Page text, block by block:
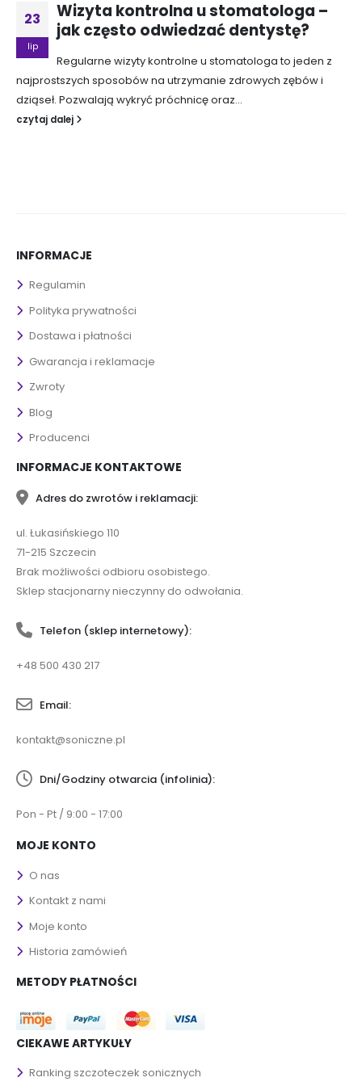
23
lip
Wizyta kontrolna u stomatologa –
jak często odwiedzać dentystę?
Regularne wizyty kontrolne u stomatologa to jeden z
najprostszych sposobów na utrzymanie zdrowych zębów i
dziąseł. Pozwalają wykryć próchnicę oraz...
czytaj dalej
INFORMACJE
Regulamin
Polityka prywatności
Dostawa i płatności
Gwarancja i reklamacje
Zwroty
Blog
Producenci
INFORMACJE KONTAKTOWE
Adres do zwrotów i reklamacji:
ul. Łukasińskiego 110
71-215 Szczecin
Brak możliwości odbioru osobistego.
Sklep stacjonarny nieczynny do odwołania.
Telefon (sklep internetowy):
+48 500 430 217
Email:
kontakt@soniczne.pl
Dni/Godziny otwarcia (infolinia):
Pon - Pt / 9:00 - 17:00
MOJE KONTO
O nas
Kontakt z nami
Moje konto
Historia zamówień
METODY PŁATNOŚCI
CIEKAWE ARTYKUŁY
Ranking szczoteczek sonicznych